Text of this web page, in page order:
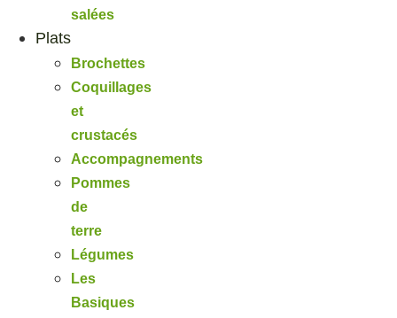
salées
Plats
Brochettes
Coquillages
et
crustacés
Accompagnements
Pommes
de
terre
Légumes
Les
Basiques